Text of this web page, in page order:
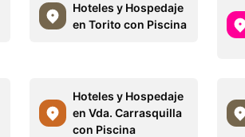
Hoteles y Hospedaje
en Torito con Piscina
Hoteles y Hospedaje
en Vda. Carrasquilla
con Piscina